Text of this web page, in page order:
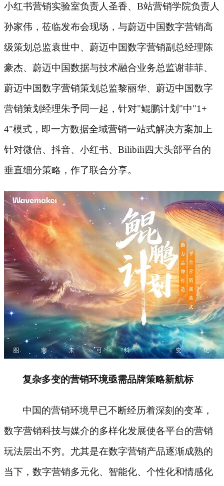
小红书营销实验室负责人圣香、B站营销学院负责人
孙家伟，莅临发布会现场，与蔚迈中国数字营销高
级策划总监袁世中、蔚迈中国数字营销副总经理陈
豪杰、蔚迈中国数据与技术融合业务总监谢菲菲、
蔚迈中国数字营销策划总监黎丽华、蔚迈中国数字
营销策划经理朱予同一起，针对"鲲鹏计划"中"1+
4"模式，即一方数据全域营销一站式解决方案加上
针对微信、抖音、小红书、Bilibili四大头部平台的
垂直细分策略，作了联合分享。
复杂多变的营销环境亟需品牌策略新航标
中国的营销环境早已不断经历着深刻的变革，
数字营销科技与媒介的多样化发展使各平台的营销
玩法层出不穷。尤其是在数字营销产品逐渐成熟的
当下，数字营销多元化、智能化、个性化和情感化